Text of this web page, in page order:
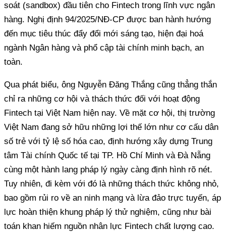
soát (sandbox) đầu tiên cho Fintech trong lĩnh vực ngân
hàng. Nghị định 94/2025/NĐ-CP được ban hành hướng
đến mục tiêu thúc đẩy đổi mới sáng tạo, hiện đại hoá
ngành Ngân hàng và phổ cập tài chính minh bạch, an
toàn.
Qua phát biểu, ông Nguyễn Đăng Thắng cũng thẳng thắn
chỉ ra những cơ hội và thách thức đối với hoạt động
Fintech tại Việt Nam hiện nay. Về mặt cơ hội, thị trường
Việt Nam đang sở hữu những lợi thế lớn như cơ cấu dân
số trẻ với tỷ lệ số hóa cao, định hướng xây dựng Trung
tâm Tài chính Quốc tế tại TP. Hồ Chí Minh và Đà Nẵng
cùng một hành lang pháp lý ngày càng định hình rõ nét.
Tuy nhiên, đi kèm với đó là những thách thức không nhỏ,
bao gồm rủi ro về an ninh mạng và lừa đảo trực tuyến, áp
lực hoàn thiện khung pháp lý thử nghiệm, cũng như bài
toán khan hiếm nguồn nhân lực Fintech chất lượng cao.